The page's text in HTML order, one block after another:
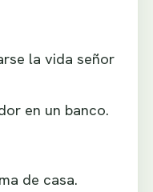
la vida señor
en un banco.
de casa.